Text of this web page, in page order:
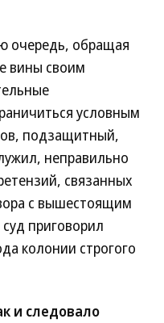
очередь, обращая
вины своим
условным
подзащитный,
неправильно
связанных
с вышестоящим
приговорил
колонии строгого
и следовало